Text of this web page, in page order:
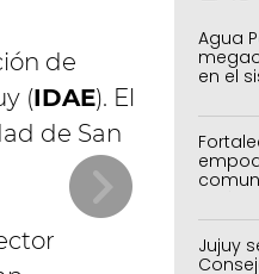
de
(IDAE). El
de San
Agua
en el
Jujuy